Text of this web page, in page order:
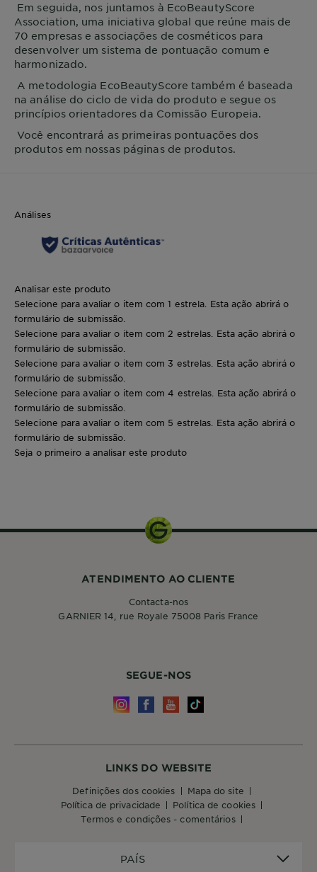
Em seguida, nos juntamos à EcoBeautyScore
Association, uma iniciativa global que reúne mais de
70 empresas e associações de cosméticos para
desenvolver um sistema de pontuação comum e
harmonizado.
A metodologia EcoBeautyScore também é baseada
na análise do ciclo de vida do produto e segue os
princípios orientadores da Comissão Europeia.
Você encontrará as primeiras pontuações dos
produtos em nossas páginas de produtos.
Análises
Analisar este produto
Selecione para avaliar o item com 1 estrela. Esta ação abrirá o
formulário de submissão.
Selecione para avaliar o item com 2 estrelas. Esta ação abrirá o
formulário de submissão.
Selecione para avaliar o item com 3 estrelas. Esta ação abrirá o
formulário de submissão.
Selecione para avaliar o item com 4 estrelas. Esta ação abrirá o
formulário de submissão.
Selecione para avaliar o item com 5 estrelas. Esta ação abrirá o
formulário de submissão.
Seja o primeiro a analisar este produto
PAÍS
LINKS DO WEBSITE
definições dos cookies
mapa do site
política de privacidade
política de cookies
termos e condições - comentários
SEGUE-NOS
ATENDIMENTO AO CLIENTE
Contacta-nos
GARNIER 14, rue Royale 75008 Paris France